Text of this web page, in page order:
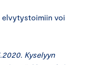
elvytystoimiin voi
Kyselyyn